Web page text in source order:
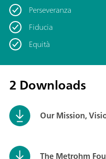
Perseveranza
Fiducia
Equità
2 Downloads
Our Mission,